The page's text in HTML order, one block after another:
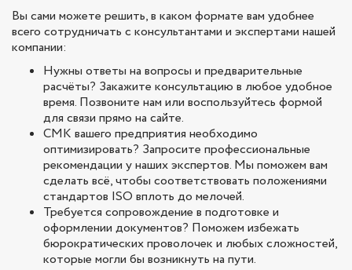
Вы сами можете решить, в каком формате вам удобнее
всего сотрудничать с консультантами и экспертами нашей
компании:
Нужны ответы на вопросы и предварительные
расчёты? Закажите консультацию в любое удобное
время. Позвоните нам или воспользуйтесь формой
для связи прямо на сайте.
СМК вашего предприятия необходимо
оптимизировать? Запросите профессиональные
рекомендации у наших экспертов. Мы поможем вам
сделать всё, чтобы соответствовать положениями
стандартов ISO вплоть до мелочей.
Требуется сопровождение в подготовке и
оформлении документов? Поможем избежать
бюрократических проволочек и любых сложностей,
которые могли бы возникнуть на пути.